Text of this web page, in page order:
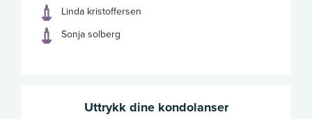
Linda kristoffersen
Sonja solberg
Uttrykk dine kondolanser